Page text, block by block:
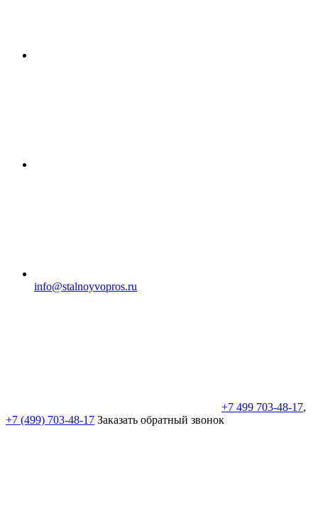
info@stalnoyvopros.ru
+7 499 703-48-17,
+7 (499) 703-48-17 Заказать обратный звонок